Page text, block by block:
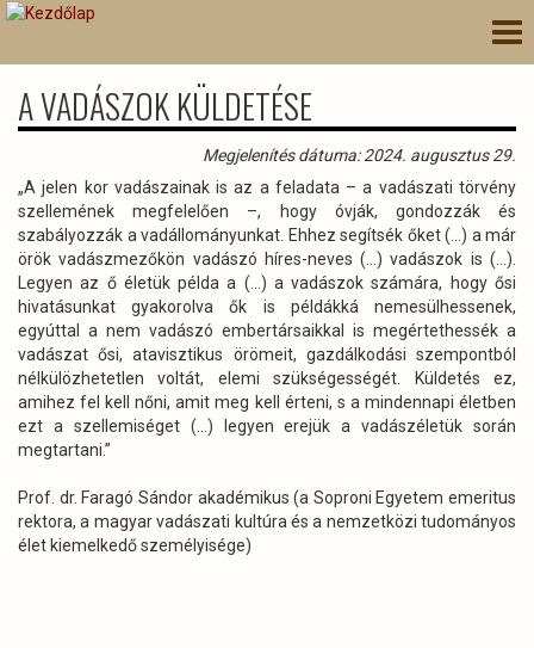
Ugrás
A VADÁSZOK KÜLDETÉSE
Megjelenítés dátuma: 2024. augusztus 29.
„A jelen kor vadászainak is az a feladata – a vadászati törvény
szellemének megfelelően –, hogy óvják, gondozzák és
szabályozzák a vadállományunkat. Ehhez segítsék őket (…) a már
örök vadászmezőkön vadászó híres-neves (…) vadászok is (…).
Legyen az ő életük példa a (…) a vadászok számára, hogy ősi
hivatásunkat gyakorolva ők is példákká nemesülhessenek,
egyúttal a nem vadászó embertársaikkal is megértethessék a
vadászat ősi, atavisztikus örömeit, gazdálkodási szempontból
nélkülözhetetlen voltát, elemi szükségességét. Küldetés ez,
amihez fel kell nőni, amit meg kell érteni, s a mindennapi életben
ezt a szellemiséget (…) legyen erejük a vadászéletük során
megtartani.”
Prof. dr. Faragó Sándor akadémikus (a Soproni Egyetem emeritus
rektora, a magyar vadászati kultúra és a nemzetközi tudományos
élet kiemelkedő személyisége)